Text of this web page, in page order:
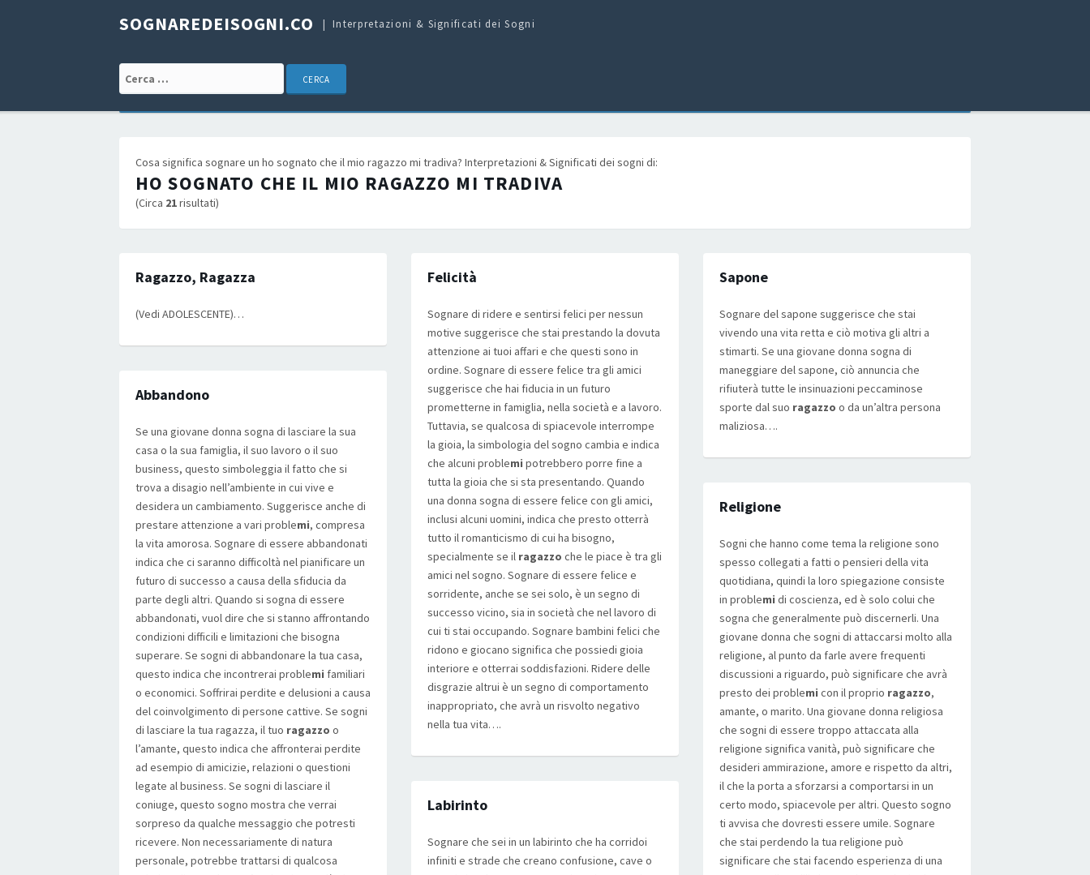
SOGNAREDEISOGNI.CO Interpretazioni & Significati dei Sogni
Cerca:
Cosa significa sognare un ho sognato che il mio ragazzo mi tradiva? Interpretazioni & Significati dei sogni di:
HO SOGNATO CHE IL MIO RAGAZZO MI TRADIVA
(Circa 21risultati)
Ragazzo, Ragazza
(Vedi ADOLESCENTE)…
Felicità
Sognare di ridere e sentirsi felici per nessun
motive suggerisce che stai prestando la dovuta
attenzione ai tuoi affari e che questi sono in
ordine. Sognare di essere felice tra gli amici
suggerisce che hai fiducia in un futuro
prometterne in famiglia, nella società e a lavoro.
Tuttavia, se qualcosa di spiacevole interrompe
la gioia, la simbologia del sogno cambia e indica
che alcuni problemi potrebbero porre fine a
tutta la gioia che si sta presentando. Quando
una donna sogna di essere felice con gli amici,
inclusi alcuni uomini, indica che presto otterrà
tutto il romanticismo di cui ha bisogno,
specialmente se il ragazzo che le piace è tra gli
amici nel sogno. Sognare di essere felice e
sorridente, anche se sei solo, è un segno di
successo vicino, sia in società che nel lavoro di
cui ti stai occupando. Sognare bambini felici che
ridono e giocano significa che possiedi gioia
interiore e otterrai soddisfazioni. Ridere delle
disgrazie altrui è un segno di comportamento
inappropriato, che avrà un risvolto negativo
nella tua vita….
Sapone
Sognare del sapone suggerisce che stai
vivendo una vita retta e ciò motiva gli altri a
stimarti. Se una giovane donna sogna di
maneggiare del sapone, ciò annuncia che
rifiuterà tutte le insinuazioni peccaminose
sporte dal suo ragazzo o da un’altra persona
maliziosa….
Abbandono
Se una giovane donna sogna di lasciare la sua
casa o la sua famiglia, il suo lavoro o il suo
business, questo simboleggia il fatto che si
trova a disagio nell’ambiente in cui vive e
desidera un cambiamento. Suggerisce anche di
prestare attenzione a vari problemi, compresa
la vita amorosa. Sognare di essere abbandonati
indica che ci saranno difficoltà nel pianificare un
futuro di successo a causa della sfiducia da
parte degli altri. Quando si sogna di essere
abbandonati, vuol dire che si stanno affrontando
condizioni difficili e limitazioni che bisogna
superare. Se sogni di abbandonare la tua casa,
questo indica che incontrerai problemi familiari
o economici. Soffrirai perdite e delusioni a causa
del coinvolgimento di persone cattive. Se sogni
di lasciare la tua ragazza, il tuo ragazzo o
l’amante, questo indica che affronterai perdite
ad esempio di amicizie, relazioni o questioni
legate al business. Se sogni di lasciare il
coniuge, questo sogno mostra che verrai
sorpreso da qualche messaggio che potresti
ricevere. Non necessariamente di natura
personale, potrebbe trattarsi di qualcosa
Religione
Sogni che hanno come tema la religione sono
spesso collegati a fatti o pensieri della vita
quotidiana, quindi la loro spiegazione consiste
in problemi di coscienza, ed è solo colui che
sogna che generalmente può discernerli. Una
giovane donna che sogni di attaccarsi molto alla
religione, al punto da farle avere frequenti
discussioni a riguardo, può significare che avrà
presto dei problemi con il proprio ragazzo,
amante, o marito. Una giovane donna religiosa
che sogni di essere troppo attaccata alla
religione significa vanità, può significare che
desideri ammirazione, amore e rispetto da altri,
il che la porta a sforzarsi a comportarsi in un
certo modo, spiacevole per altri. Questo sogno
ti avvisa che dovresti essere umile. Sognare
che stai perdendo la tua religione può
significare che stai facendo esperienza di una
Labirinto
Sognare che sei in un labirinto che ha corridoi
infiniti e strade che creano confusione, cave o